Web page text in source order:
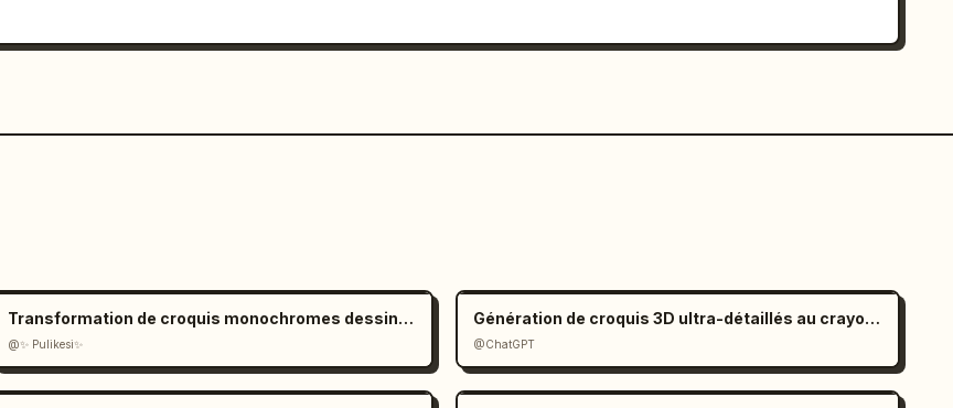
Transformation de croquis monochromes dessinés à la main
@✨ Pulikesi✨
Génération de croquis 3D ultra-détaillés au crayon graphite
@ChatGPT